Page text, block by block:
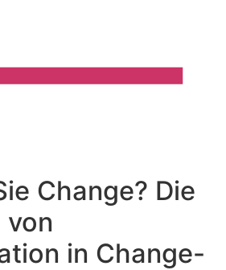
Change? Die
von
in Change-